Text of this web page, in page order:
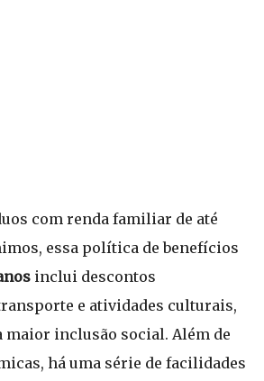
com renda familiar de até
essa política de benefícios
inclui descontos
e atividades culturais,
maior inclusão social. Além de
há uma série de facilidades